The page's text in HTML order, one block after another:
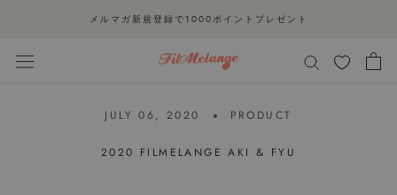
content
メルマガ新規登録で1000ポイントプレゼント
JULY 06, 2020 PRODUCT
2020 FILMELANGE AKI & FYU